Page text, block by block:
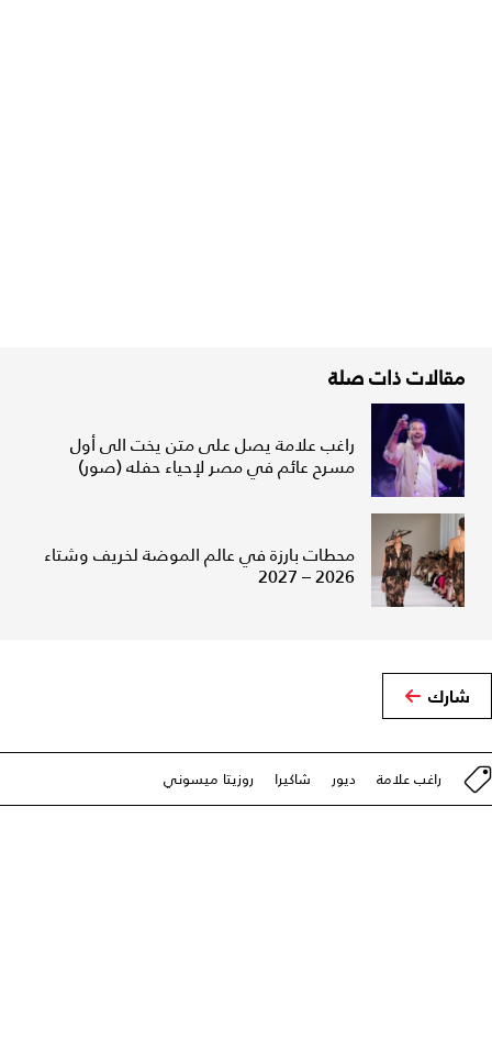
مقالات ذات صلة
راغب علامة يصل على متن يخت الى أول
مسرح عائم في مصر لإحياء حفله (صور)
محطات بارزة في عالم الموضة لخريف وشتاء
2026 – 2027
شارك
راغب علامة ديور شاكيرا روزيتا ميسوني